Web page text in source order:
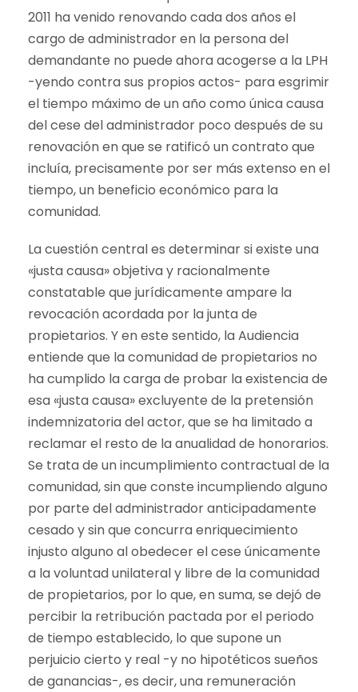
2011 ha venido renovando cada dos años el
cargo de administrador en la persona del
demandante no puede ahora acogerse a la LPH
-yendo contra sus propios actos- para esgrimir
el tiempo máximo de un año como única causa
del cese del administrador poco después de su
renovación en que se ratificó un contrato que
incluía, precisamente por ser más extenso en el
tiempo, un beneficio económico para la
comunidad.
La cuestión central es determinar si existe una
«justa causa» objetiva y racionalmente
constatable que jurídicamente ampare la
revocación acordada por la junta de
propietarios. Y en este sentido, la Audiencia
entiende que la comunidad de propietarios no
ha cumplido la carga de probar la existencia de
esa «justa causa» excluyente de la pretensión
indemnizatoria del actor, que se ha limitado a
reclamar el resto de la anualidad de honorarios.
Se trata de un incumplimiento contractual de la
comunidad, sin que conste incumpliendo alguno
por parte del administrador anticipadamente
cesado y sin que concurra enriquecimiento
injusto alguno al obedecer el cese únicamente
a la voluntad unilateral y libre de la comunidad
de propietarios, por lo que, en suma, se dejó de
percibir la retribución pactada por el periodo
de tiempo establecido, lo que supone un
perjuicio cierto y real -y no hipotéticos sueños
de ganancias-, es decir, una remuneración